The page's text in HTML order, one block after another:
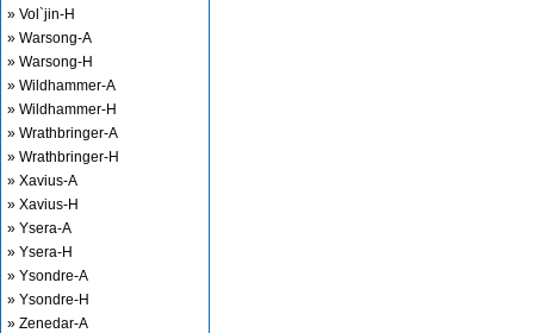
» Vol`jin-H
» Warsong-A
» Warsong-H
» Wildhammer-A
» Wildhammer-H
» Wrathbringer-A
» Wrathbringer-H
» Xavius-A
» Xavius-H
» Ysera-A
» Ysera-H
» Ysondre-A
» Ysondre-H
» Zenedar-A